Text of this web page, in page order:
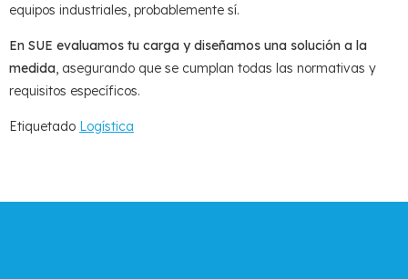
equipos industriales, probablemente sí.
En SUE evaluamos tu carga y diseñamos una solución a la
medida, asegurando que se cumplan todas las normativas y
requisitos específicos.
Etiquetado Logística